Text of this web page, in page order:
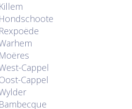
Cappel
Cappel